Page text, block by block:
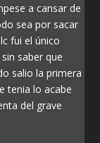
a cansar de
sea por sacar
fui el único
saber que
salio la primera
tenia lo acabe
del grave